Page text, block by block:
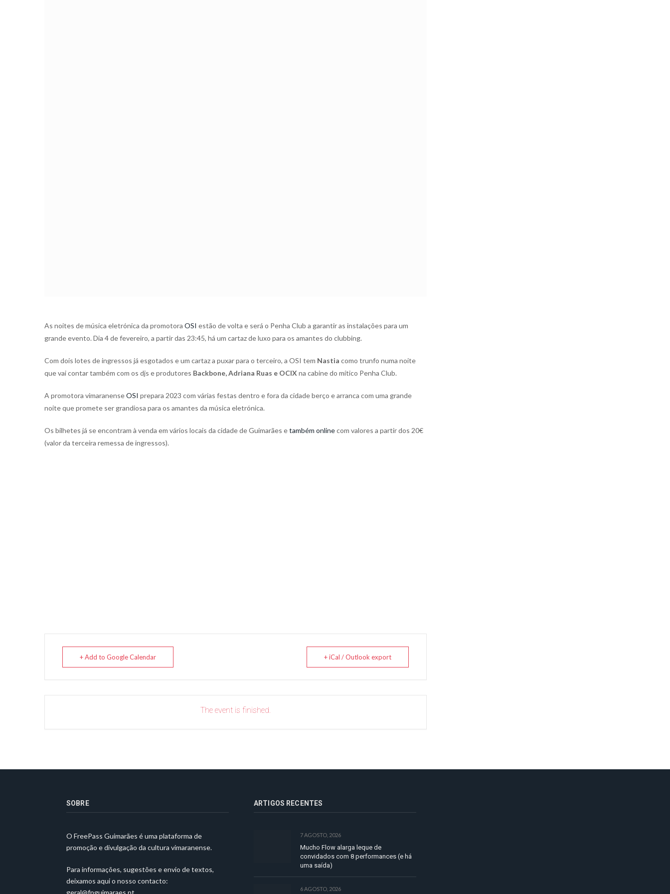
As noites de música eletrónica da promotora OSI estão de volta e será o Penha Club a garantir as instalações para um
grande evento. Dia 4 de fevereiro, a partir das 23:45, há um cartaz de luxo para os amantes do clubbing.
Com dois lotes de ingressos já esgotados e um cartaz a puxar para o terceiro, a OSI tem Nastia como trunfo numa noite
que vai contar também com os djs e produtores Backbone, Adriana Ruas e OCIX na cabine do mítico Penha Club.
A promotora vimaranenseOSI prepara 2023 com várias festas dentro e fora da cidade berço e arranca com uma grande
noite que promete ser grandiosa para os amantes da música eletrónica.
Os bilhetes já se encontram à venda em vários locais da cidade de Guimarães etambém onlinecom valores a partir dos 20€
(valor da terceira remessa de ingressos).
+ Add to Google Calendar + iCal / Outlook export
The event is finished.
SOBRE
O FreePass Guimarães é uma plataforma de
promoção e divulgação da cultura vimaranense.
Para informações, sugestões e envio de textos,
deixamos aqui o nosso contacto:
ARTIGOS RECENTES
7 AGOSTO, 2026
Mucho Flow alarga leque de
convidados com 8 performances (e há
uma saída)
6 AGOSTO, 2026